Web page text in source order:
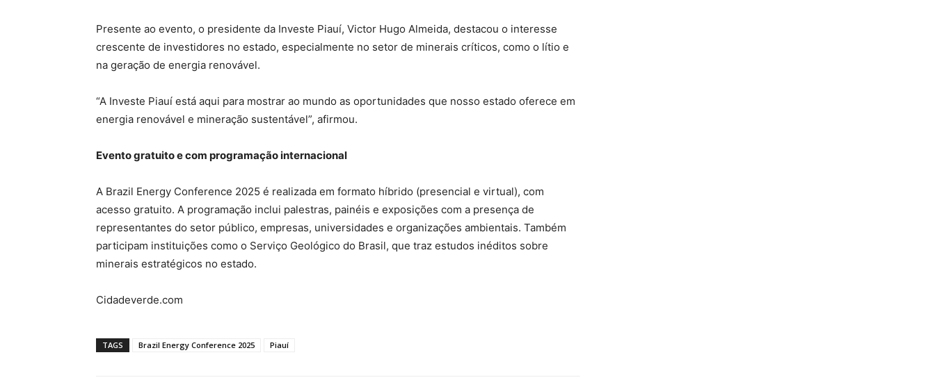
Presente ao evento, o presidente da Investe Piauí, Victor Hugo Almeida, destacou o interesse
crescente de investidores no estado, especialmente no setor de minerais críticos, como o lítio e
na geração de energia renovável.
“A Investe Piauí está aqui para mostrar ao mundo as oportunidades que nosso estado oferece em
energia renovável e mineração sustentável”, afirmou.
Evento gratuito e com programação internacional
A Brazil Energy Conference 2025 é realizada em formato híbrido (presencial e virtual), com
acesso gratuito. A programação inclui palestras, painéis e exposições com a presença de
representantes do setor público, empresas, universidades e organizações ambientais. Também
participam instituições como o Serviço Geológico do Brasil, que traz estudos inéditos sobre
minerais estratégicos no estado.
Cidadeverde.com
TAGS Brazil Energy Conference 2025 Piauí